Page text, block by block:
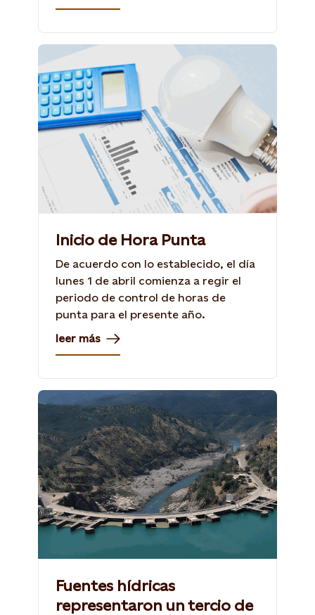
Inicio de Hora Punta
De acuerdo con lo establecido, el día
lunes 1 de abril comienza a regir el
periodo de control de horas de
punta para el presente año.
leer más
Fuentes hídricas
representaron un tercio de